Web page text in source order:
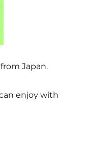
Japan.
enjoy with